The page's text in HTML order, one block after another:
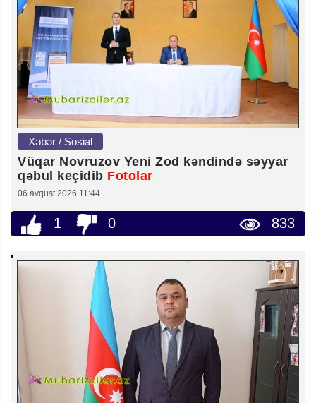
Xəbər / Sosial
Vüqar Novruzov Yeni Zod kəndində səyyar
qəbul keçidib Fotolar
06 avqust 2026 11:44
1 0 833